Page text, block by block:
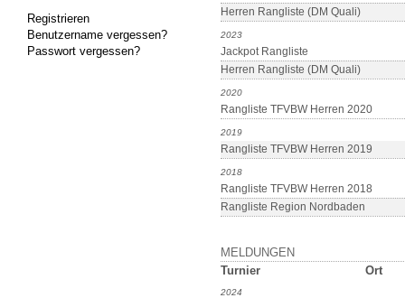
Registrieren
Benutzername vergessen?
Passwort vergessen?
Herren Rangliste (DM Quali)
2023
Jackpot Rangliste
Herren Rangliste (DM Quali)
2020
Rangliste TFVBW Herren 2020
2019
Rangliste TFVBW Herren 2019
2018
Rangliste TFVBW Herren 2018
Rangliste Region Nordbaden
MELDUNGEN
Turnier
Ort
2024